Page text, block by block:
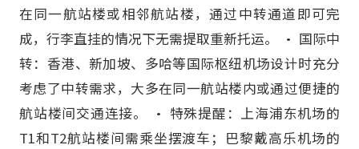
在同一航站楼或相邻航站楼，通过中转通道即可完
成，行李直挂的情况下无需提取重新托运。 • 国际中
转：香港、新加坡、多哈等国际枢纽机场设计时充分
考虑了中转需求，大多在同一航站楼内或通过便捷的
航站楼间交通连接。 • 特殊提醒：上海浦东机场的
T1和T2航站楼间需乘坐摆渡车；巴黎戴高乐机场的